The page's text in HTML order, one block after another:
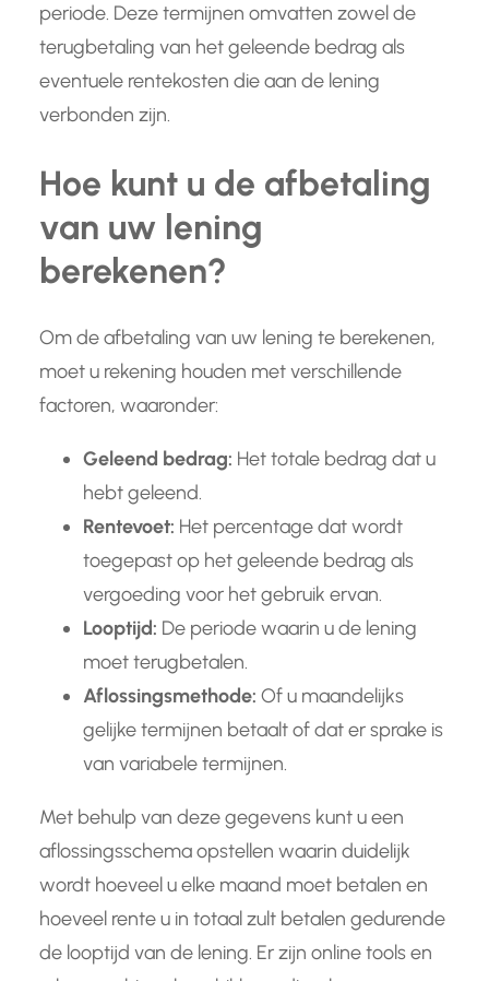
periode. Deze termijnen omvatten zowel de
terugbetaling van het geleende bedrag als
eventuele rentekosten die aan de lening
verbonden zijn.
Hoe kunt u de afbetaling
van uw lening
berekenen?
Om de afbetaling van uw lening te berekenen,
moet u rekening houden met verschillende
factoren, waaronder:
Geleend bedrag: Het totale bedrag dat u
hebt geleend.
Rentevoet: Het percentage dat wordt
toegepast op het geleende bedrag als
vergoeding voor het gebruik ervan.
Looptijd: De periode waarin u de lening
moet terugbetalen.
Aflossingsmethode: Of u maandelijks
gelijke termijnen betaalt of dat er sprake is
van variabele termijnen.
Met behulp van deze gegevens kunt u een
aflossingsschema opstellen waarin duidelijk
wordt hoeveel u elke maand moet betalen en
hoeveel rente u in totaal zult betalen gedurende
de looptijd van de lening. Er zijn online tools en